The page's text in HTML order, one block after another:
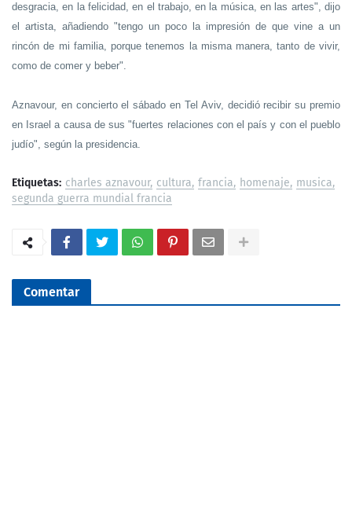
desgracia, en la felicidad, en el trabajo, en la música, en las artes", dijo
el artista, añadiendo "tengo un poco la impresión de que vine a un
rincón de mi familia, porque tenemos la misma manera, tanto de vivir,
como de comer y beber".
Aznavour, en concierto el sábado en Tel Aviv, decidió recibir su premio
en Israel a causa de sus "fuertes relaciones con el país y con el pueblo
judío", según la presidencia.
Etiquetas: charles aznavour cultura francia homenaje musica
segunda guerra mundial francia
Comentar